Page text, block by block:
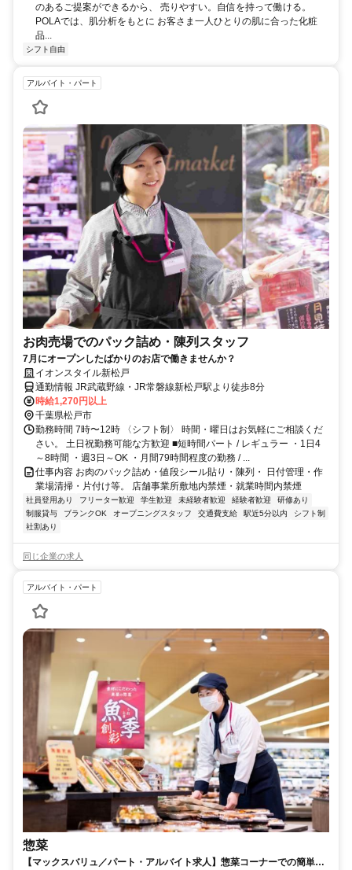
のあるご提案ができるから、 売りやすい。自信を持って働ける。
POLAでは、肌分析をもとに お客さま一人ひとりの肌に合った化粧
品...
シフト自由
アルバイト・パート
お肉売場でのパック詰め・陳列スタッフ
7月にオープンしたばかりのお店で働きませんか？
イオンスタイル新松戸
通勤情報 JR武蔵野線・JR常磐線新松戸駅より徒歩8分
時給1,270円以上
千葉県松戸市
勤務時間 7時〜12時 〈シフト制〉 時間・曜日はお気軽にご相談くだ
さい。 土日祝勤務可能な方歓迎 ■短時間パート / レギュラー ・1日4
～8時間 ・週3日～OK ・月間79時間程度の勤務 / ...
仕事内容 お肉のパック詰め・値段シール貼り・陳列・ 日付管理・作
業場清掃・片付け等。 店舗事業所敷地内禁煙・就業時間内禁煙
社員登用あり フリーター歓迎 学生歓迎 未経験者歓迎 経験者歓迎
研修あり
制服貸与
ブランクOK オープニングスタッフ 交通費支給 駅近5分以内
シフト制
社割あり
同じ企業の求人
アルバイト・パート
惣菜
【マックスバリュ／パート・アルバイト求人】惣菜コーナーでの簡単調